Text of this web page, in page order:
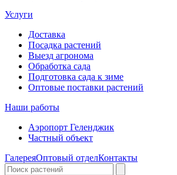
Услуги
Доставка
Посадка растений
Выезд агронома
Обработка сада
Подготовка сада к зиме
Оптовые поставки растений
Наши работы
Аэропорт Геленджик
Частный объект
ГалереяОптовый отделКонтакты